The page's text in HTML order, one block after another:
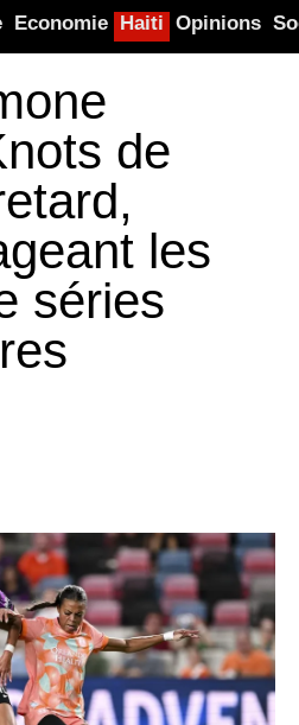
Economie Haiti Opinions
de
les
séries